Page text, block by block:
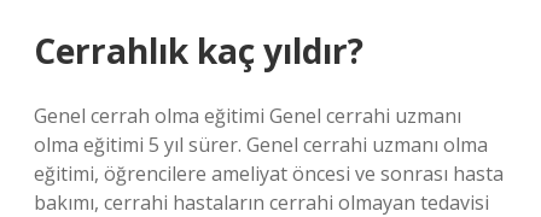
Cerrahlık kaç yıldır?
Genel cerrah olma eğitimi Genel cerrahi uzmanı
olma eğitimi 5 yıl sürer. Genel cerrahi uzmanı olma
eğitimi, öğrencilere ameliyat öncesi ve sonrası hasta
bakımı, cerrahi hastaların cerrahi olmayan tedavisi